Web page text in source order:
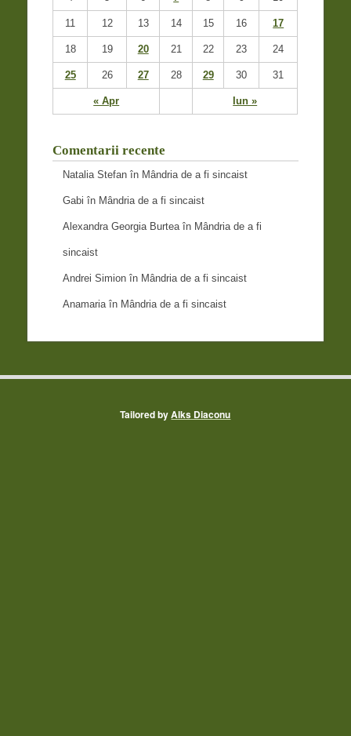
« Apr Iun »
11 12 13 14 15 16 17
18 19 20 21 22 23 24
25 26 27 28 29 30 31
Comentarii recente
Natalia Stefan în Mândria de a fi sincaist
Gabi în Mândria de a fi sincaist
Alexandra Georgia Burteaîn Mândria de a fi
sincaist
Andrei Simion în Mândria de a fi sincaist
Anamariaîn Mândria de a fi sincaist
Tailored byAlks Diaconu